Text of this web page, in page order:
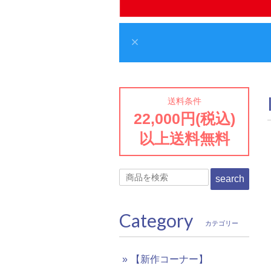
送料条件
22,000円(税込)
以上送料無料
search
Category カテゴリー
【新作コーナー】